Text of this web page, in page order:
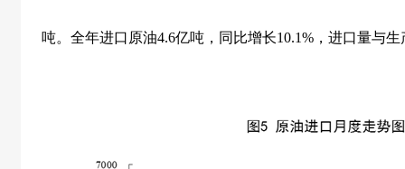
吨。全年进口原油4.6亿吨，同比增长10.1% ，进口量与